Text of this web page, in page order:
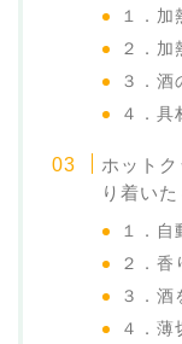
１．加
２．加
３．酒
４．具
ホット
り着い
１．自
２．香
３．酒
４．薄